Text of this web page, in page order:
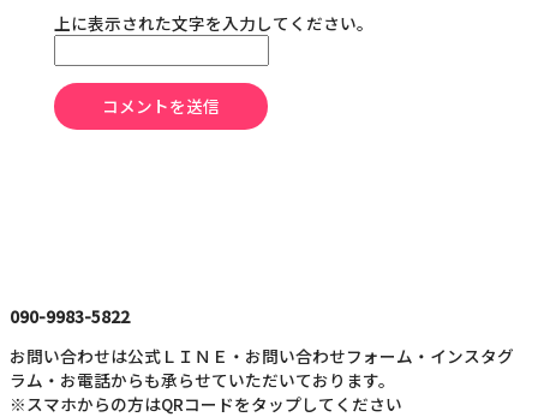
上に表示された文字を入力してください。
090-9983-5822
お問い合わせは公式ＬＩＮＥ・お問い合わせフォーム・インスタグ
ラム・お電話からも承らせていただいております。
※スマホからの方はQRコードをタップしてください